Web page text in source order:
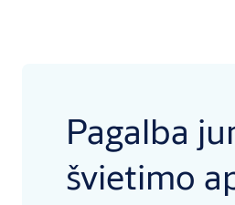
Pagalba
švietimo